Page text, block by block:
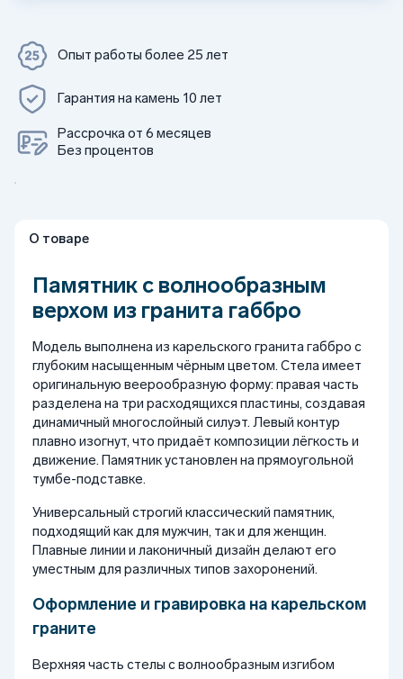
Опыт работы более 25 лет
Гарантия на камень 10 лет
Рассрочка от 6 месяцев
Без процентов
О товаре
Памятник с волнообразным
верхом из гранита габбро
Модель выполнена из карельского гранита габбро с
глубоким насыщенным чёрным цветом. Стела имеет
оригинальную веерообразную форму: правая часть
разделена на три расходящихся пластины, создавая
динамичный многослойный силуэт. Левый контур
плавно изогнут, что придаёт композиции лёгкость и
движение. Памятник установлен на прямоугольной
тумбе-подставке.
Универсальный строгий классический памятник,
подходящий как для мужчин, так и для женщин.
Плавные линии и лаконичный дизайн делают его
уместным для различных типов захоронений.
Оформление и гравировка на карельском
граните
Верхняя часть стелы с волнообразным изгибом